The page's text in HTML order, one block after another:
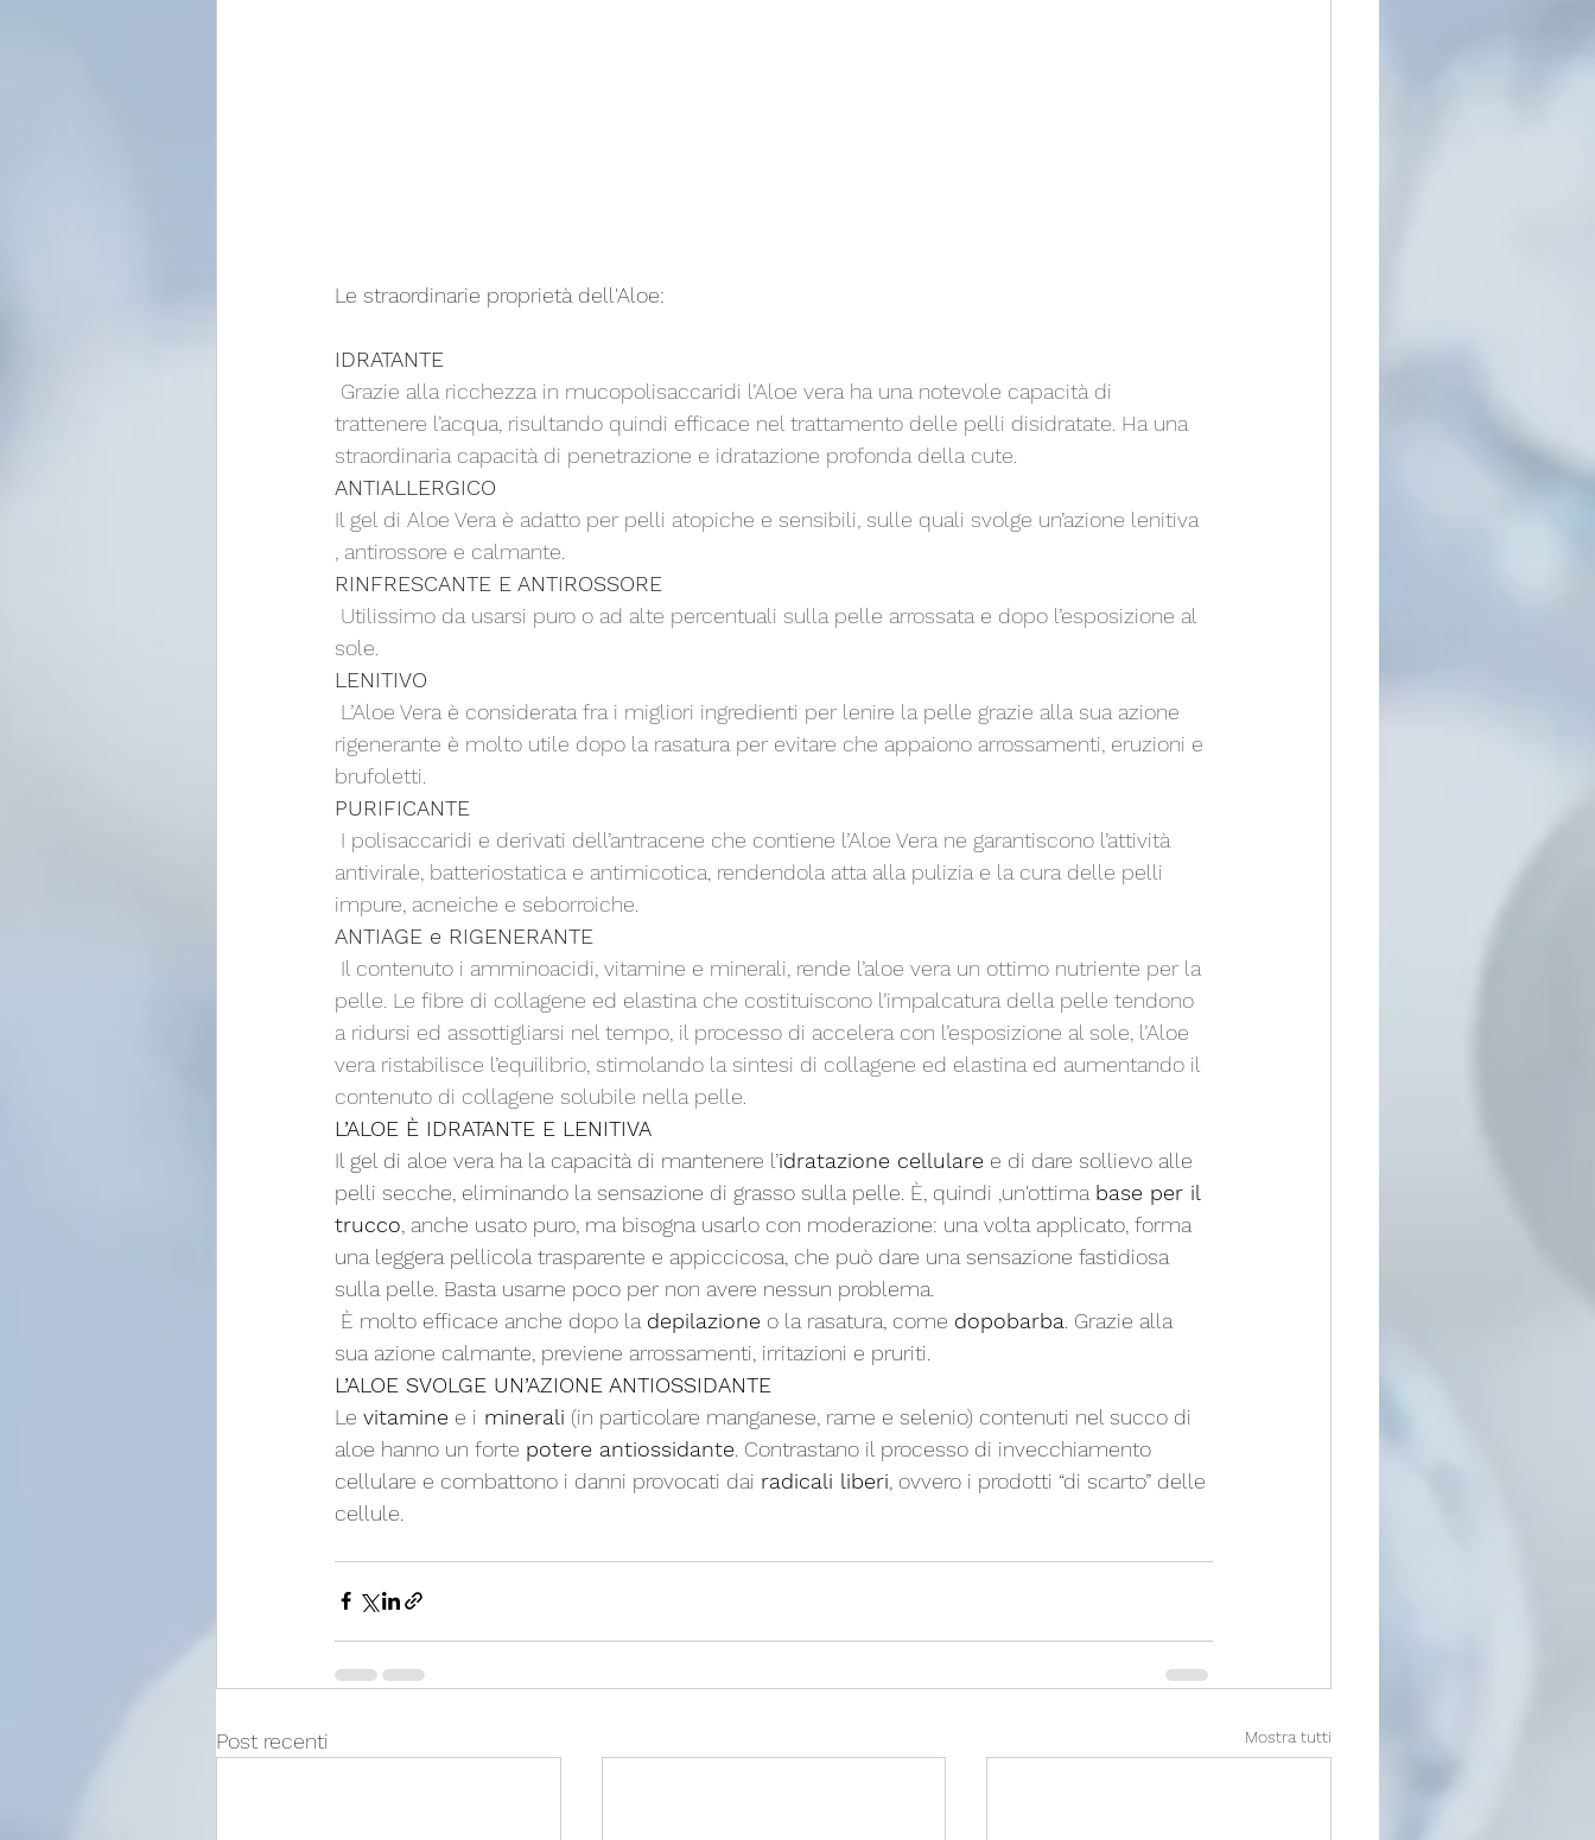
Le straordinarie proprietà dell'Aloe:
IDRATANTE
trattenere l’acqua, risultando quindi efficace nel trattamento delle pelli disidratate. Ha una
straordinaria capacità di penetrazione e idratazione profonda della cute.
ANTIALLERGICO
Il gel di Aloe Vera è adatto per pelli atopiche e sensibili, sulle quali svolge un’azione lenitiva
, antirossore e calmante.
RINFRESCANTE E ANTIROSSORE
sole.
LENITIVO
rigenerante è molto utile dopo la rasatura per evitare che appaiono arrossamenti, eruzioni e
brufoletti.
PURIFICANTE
antivirale, batteriostatica e antimicotica, rendendola atta alla pulizia e la cura delle pelli
impure, acneiche e seborroiche.
ANTIAGE e RIGENERANTE
pelle. Le fibre di collagene ed elastina che costituiscono l’impalcatura della pelle tendono
a ridursi ed assottigliarsi nel tempo, il processo di accelera con l’esposizione al sole, l’Aloe
vera ristabilisce l’equilibrio, stimolando la sintesi di collagene ed elastina ed aumentando il
contenuto di collagene solubile nella pelle.
L’ALOE È IDRATANTE E LENITIVA
Il gel di aloe vera ha la capacità di mantenere l’idratazione cellulare e di dare sollievo alle
pelli secche, eliminando la sensazione di grasso sulla pelle. È, quindi ,un'ottima base per il
trucco , anche usato puro, ma bisogna usarlo con moderazione: una volta applicato, forma
una leggera pellicola trasparente e appiccicosa, che può dare una sensazione fastidiosa
sulla pelle. Basta usarne poco per non avere nessun problema.
È molto efficace anche dopo la depilazione o la rasatura, come dopobarba . Grazie alla
sua azione calmante, previene arrossamenti, irritazioni e pruriti.
L’ALOE SVOLGE UN’AZIONE ANTIOSSIDANTE
Le vitamine e i minerali (in particolare manganese, rame e selenio) contenuti nel succo di
aloe hanno un forte potere antiossidante . Contrastano il processo di invecchiamento
cellulare e combattono i danni provocati dai radicali liberi , ovvero i prodotti “di scarto” delle
cellule.
Post recenti Mostra tutti